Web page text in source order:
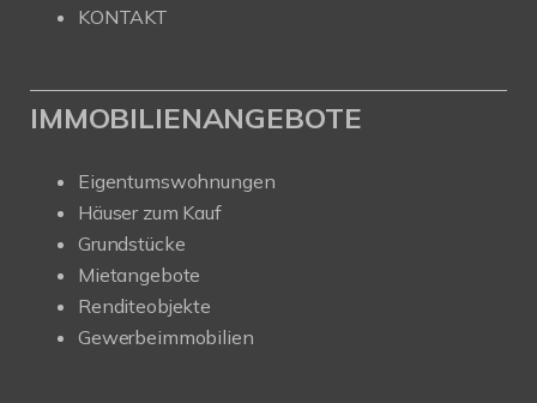
KONTAKT
IMMOBILIENANGEBOTE
Eigentumswohnungen
Häuser zum Kauf
Grundstücke
Mietangebote
Renditeobjekte
Gewerbeimmobilien